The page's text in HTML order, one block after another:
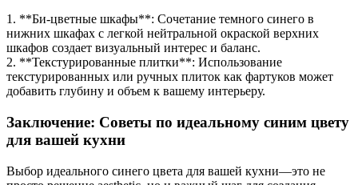
1. **Би-цветные шкафы**: Сочетание темного синего в
нижних шкафах с легкой нейтральной окраской верхних
шкафов создает визуальный интерес и баланс.
2. **Текстурированные плитки**: Использование
текстурированных или ручных плиток как фартуков может
добавить глубину и объем к вашему интерьеру.
Заключение: Советы по идеальному синим цвету
для вашей кухни
Выбор идеального синего цвета для вашей кухни—это не